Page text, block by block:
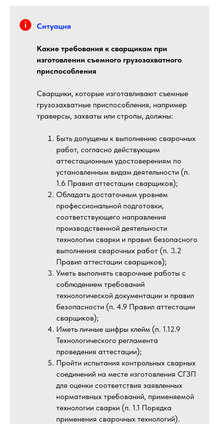
Ситуация
Какие требования к сварщикам при
изготовлении съемного грузозахватного
приспособления
Сварщики, которые изготавливают съемные
грузозахватные приспособления, например
траверсы, захваты или стропы, должны:
Быть допущены к выполнению сварочных
работ, согласно действующим
аттестационным удостоверениям по
установленным видам деятельности (п.
1.6 Правил аттестации сварщиков);
Обладать достаточным уровнем
профессиональной подготовки,
соответствующего направления
производственной деятельности
технологии сварки и правил безопасного
выполнения сварочных работ (п. 3.2
Правил аттестации сварщиков);
Уметь выполнять сварочные работы с
соблюдением требований
технологической документации и правил
безопасности (п. 4.9 Правил аттестации
сварщиков);
Иметь личные шифры клейм (п. 1.12.9
Технологического регламента
проведения аттестации);
Пройти испытания контрольных сварных
соединений на месте изготовления СГЗП
для оценки соответствия заявленных
нормативных требований, применяемой
технологии сварки (п. 1.1 Порядка
применения сварочных технологий).